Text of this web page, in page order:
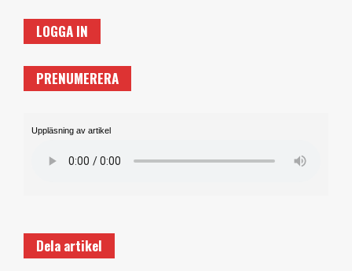
LOGGA IN
PRENUMERERA
Uppläsning av artikel
Dela artikel